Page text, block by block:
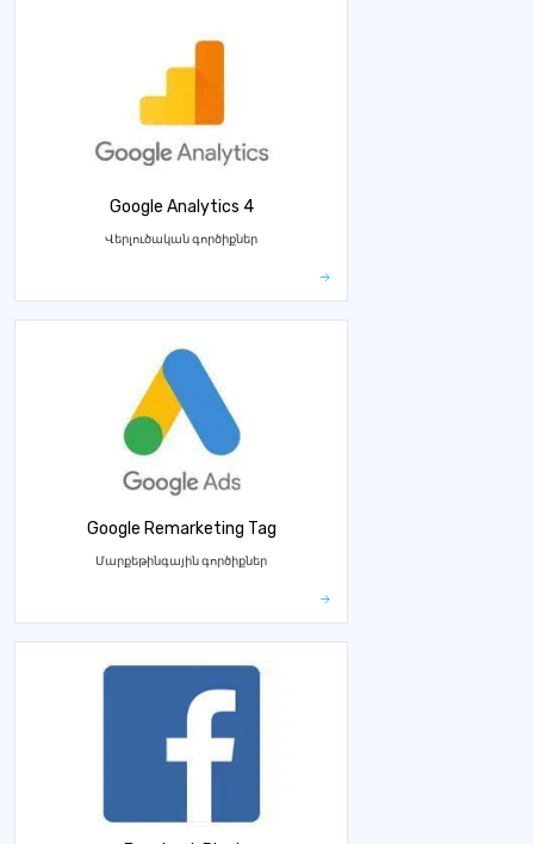
Google Analytics 4
Վերլուծական գործիքներ
Google Remarketing Tag
Մարքեթինգային գործիքներ